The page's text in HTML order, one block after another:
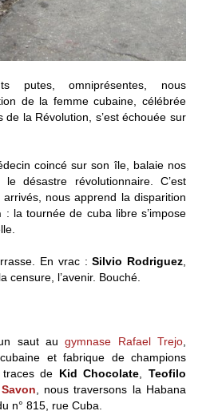
putes, omniprésentes, nous
de la femme cubaine, célébrée
de la Révolution, s’est échouée sur
coincé sur son île, balaie nos
désastre révolutionnaire. C’est
nous apprend la disparition
: la tournée de cuba libre s’impose
En vrac :Silvio Rodriguez,
censure, l’avenir. Bouché.
un saut augymnase Rafael Trejo,
et fabrique de champions
de Kid Chocolate,Teofilo
, nous traversons la Habana
n° 815, rue Cuba.